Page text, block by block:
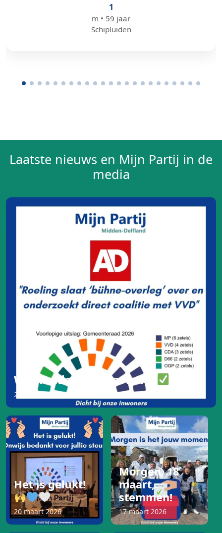
1
m • 59 jaar
Schipluiden
Laatste nieuws en Mijn Partij in de
media
We houden de vaart erin
22 maart 2026
Het is gelukt!
20 maart 2026
Morgen, 18
maart,
stemmen!
17 maart 2026